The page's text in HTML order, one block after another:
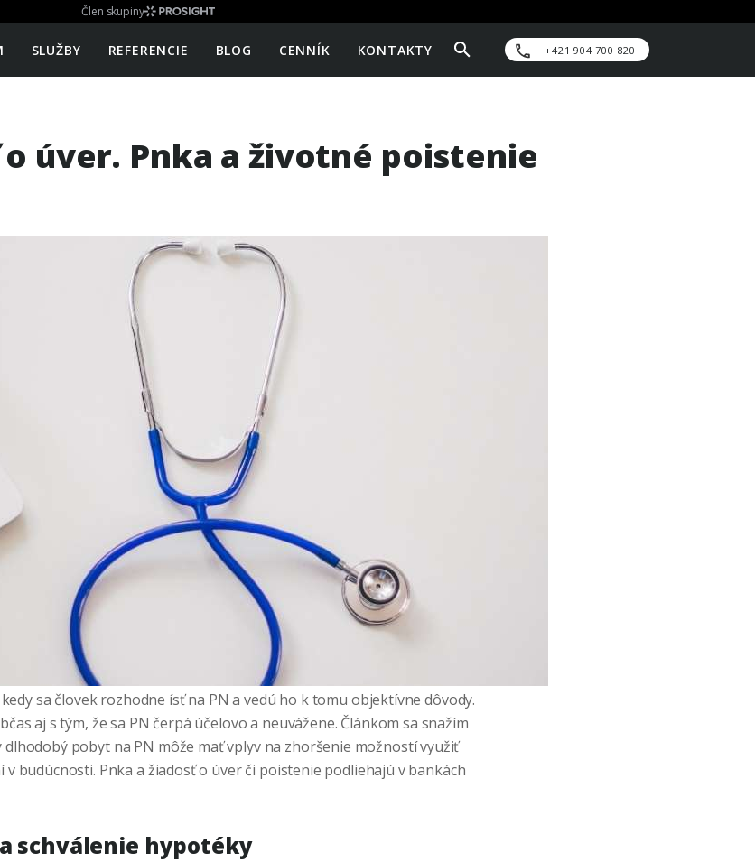
Člen skupiny
SLUŽBY REFERENCIE BLOG CENNÍK KONTAKTY +421 904 700 820
úver. Pnka a životné poistenie
sa človek rozhodne ísť na PN a vedú ho k tomu objektívne dôvody.
aj s tým, že sa PN čerpá účelovo a neuvážene. Článkom sa snažím
dlhodobý pobyt na PN môže mať vplyv na zhoršenie možností využiť
budúcnosti. Pnka a žiadosť o úver či poistenie podliehajú v bankách
schválenie hypotéky